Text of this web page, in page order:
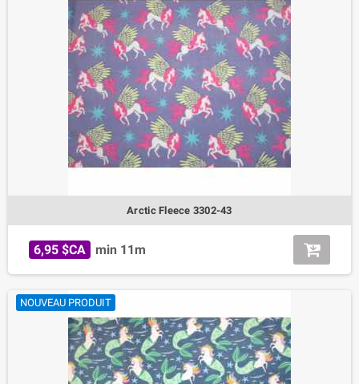
Arctic Fleece 3302-43
6,95 $CA min 11m
NOUVEAU PRODUIT